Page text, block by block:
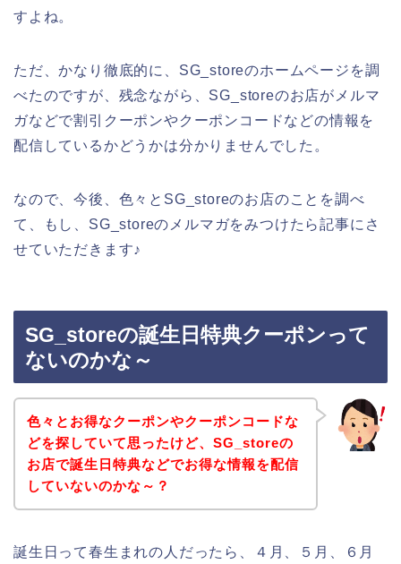
すよね。
ただ、かなり徹底的に、SG_storeのホームページを調
べたのですが、残念ながら、SG_storeのお店がメルマ
ガなどで割引クーポンやクーポンコードなどの情報を
配信しているかどうかは分かりませんでした。
なので、今後、色々とSG_storeのお店のことを調べ
て、もし、SG_storeのメルマガをみつけたら記事にさ
せていただきます♪
SG_storeの誕生日特典クーポンって
ないのかな～
色々とお得なクーポンやクーポンコードな
どを探していて思ったけど、SG_storeの
お店で誕生日特典などでお得な情報を配信
していないのかな～？
誕生日って春生まれの人だったら、４月、５月、６月